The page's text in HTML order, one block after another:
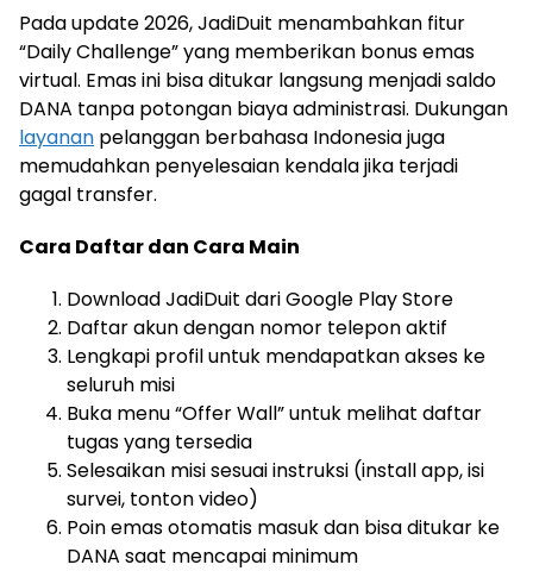
Pada update 2026, JadiDuit menambahkan fitur
“Daily Challenge” yang memberikan bonus emas
virtual. Emas ini bisa ditukar langsung menjadi saldo
DANA tanpa potongan biaya administrasi. Dukungan
layanan pelanggan berbahasa Indonesia juga
memudahkan penyelesaian kendala jika terjadi
gagal transfer.
Cara Daftar dan Cara Main
Download JadiDuit dari Google Play Store
Daftar akun dengan nomor telepon aktif
Lengkapi profil untuk mendapatkan akses ke
seluruh misi
Buka menu “Offer Wall” untuk melihat daftar
tugas yang tersedia
Selesaikan misi sesuai instruksi (install app, isi
survei, tonton video)
Poin emas otomatis masuk dan bisa ditukar ke
DANA saat mencapai minimum